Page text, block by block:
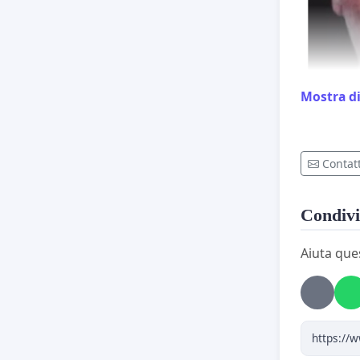
are
kill
Mostra
Aiuta